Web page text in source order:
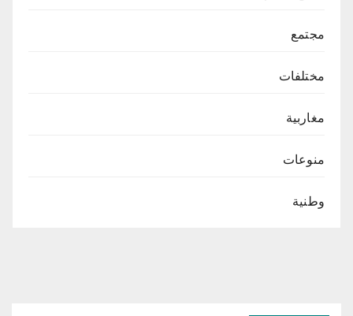
مجتمع
مختلفات
مغاربية
منوعات
وطنية